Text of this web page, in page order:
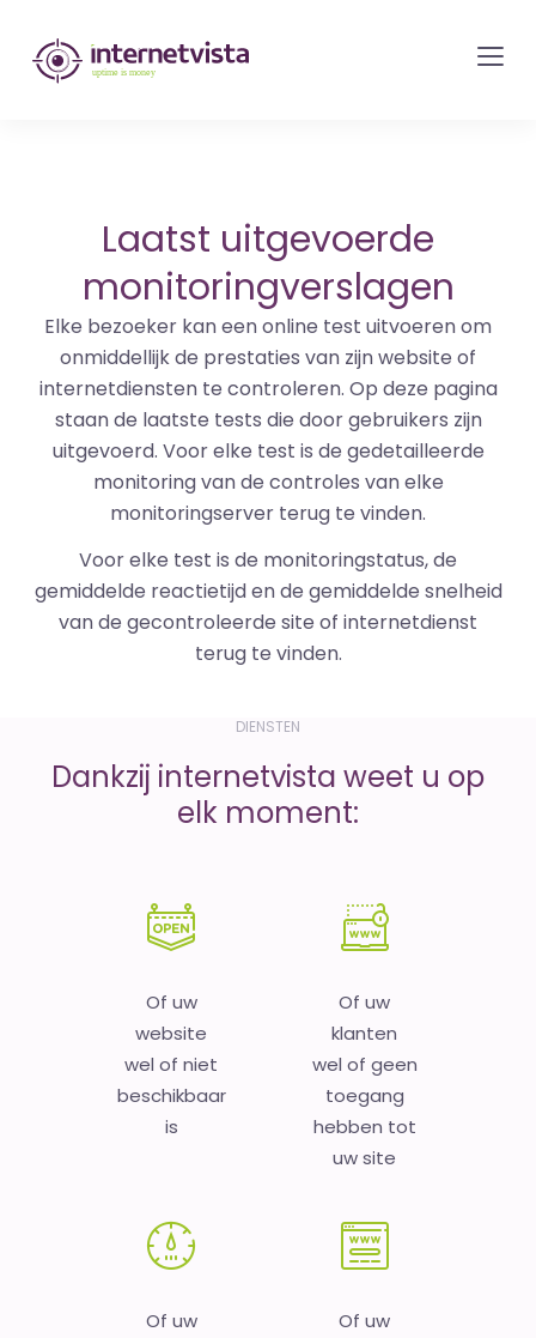
internetvista
monitoring
websites
internetdiensten
-
Uptime
is
money
Laatst uitgevoerde
monitoringverslagen
Elke bezoeker kan een online test uitvoeren om
onmiddellijk de prestaties van zijn website of
internetdiensten te controleren. Op deze pagina
staan de laatste tests die door gebruikers zijn
uitgevoerd. Voor elke test is de gedetailleerde
monitoring van de controles van elke
monitoringserver terug te vinden.
Voor elke test is de monitoringstatus, de
gemiddelde reactietijd en de gemiddelde snelheid
van de gecontroleerde site of internetdienst
terug te vinden.
DIENSTEN
Dankzij internetvista weet u op
elk moment:
Of uw
website
wel of niet
beschikbaar
is
Of uw
klanten
wel of geen
toegang
hebben tot
uw site
Of uw
Of uw